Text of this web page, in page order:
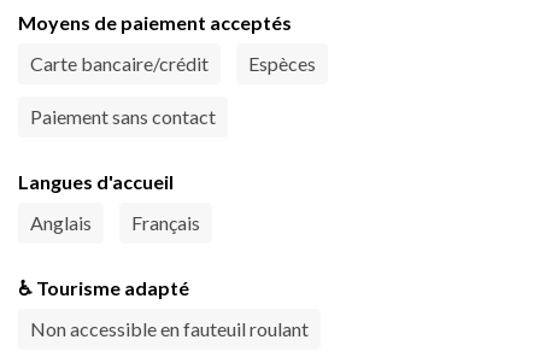
Moyens de paiement acceptés
Carte bancaire/crédit
Espèces
Paiement sans contact
Langues d'accueil
Anglais
Français
♿ Tourisme adapté
Non accessible en fauteuil roulant